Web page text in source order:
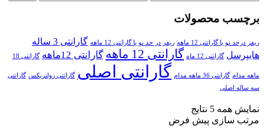
برچسب محصولات
ریفر درحد نو با گارانتی 12 ماهه ریفر در حد نو با گارانتی 12 ماهه
گارانتی 3 ساله
هایپرسل گارانتی 12 ماه گارانتی 12 ماهه گارانتی 12ماهه گارانتی 18
ماهه مدام گارانتی 36 ماهه مدام گارانتی اصلی گارانتی زولتریکس گارانتی
سه ساله اصلی
نمایش همه 5 نتایج
مرتب سازی پیش فرض